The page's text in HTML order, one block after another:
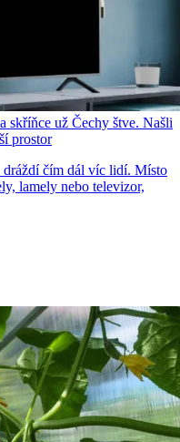
skříňce už Čechy štve. Našli
prostor
dráždí čím dál víc lidí. Místo
lamely nebo televizor,